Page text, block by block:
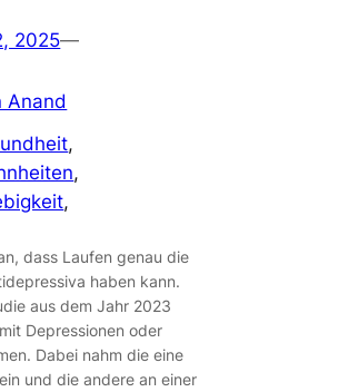
2025—
Anand
dass Laufen genau die
haben kann.
aus dem Jahr 2023
Depressionen oder
Dabei nahm die eine
und die andere an einer